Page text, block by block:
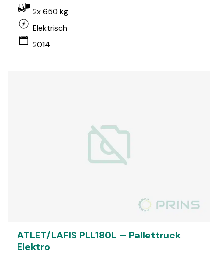
2x 650 kg
Elektrisch
2014
ATLET/LAFIS PLL180L – Pallettruck
Elektro